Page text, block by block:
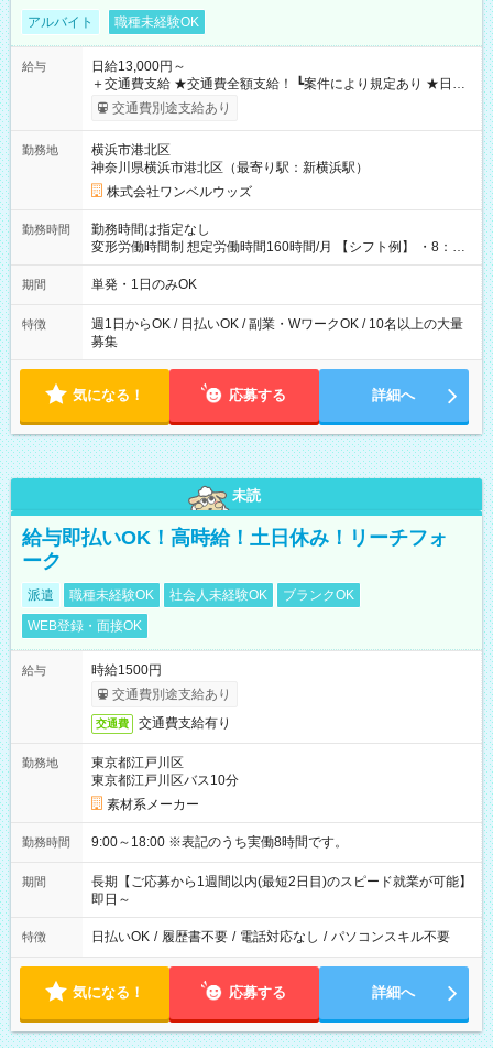
アルバイト 職種未経験OK
給与
日給13,000円～
＋交通費支給 ★交通費全額支給！ ┗案件により規定あり ★日払
いOK！（規定あり） ┗働いたその日に現金GET♪ お仕事後はコ
ンビニATMから 日払い分を引き落とせます！ 【試用期間】試
交通費別途支給あり
勤務地
横浜市港北区
神奈川県横浜市港北区（最寄り駅：新横浜駅）
株式会社ワンベルウッズ
勤務時間
勤務時間は指定なし
変形労働時間制 想定労働時間160時間/月 【シフト例】 ・8：00
～21：00
期間 単発・1日のみOK
特徴
週1日からOK / 日払いOK / 副業・WワークOK / 10名以上の大量
募集
気になる！ 応募する 詳細へ
未読
給与即払いOK！高時給！土日休み！リーチフォ
ーク
派遣 職種未経験OK 社会人未経験OK
ブランクOK
WEB登録・面接OK
給与
時給1500円
交通費別途支給あり
交通費 交通費支給有り
勤務地
東京都江戸川区
東京都江戸川区バス10分
素材系メーカー
勤務時間 9:00～18:00 ※表記のうち実働8時間です。
期間
長期【ご応募から1週間以内(最短2日目)のスピード就業が可能】
即日～
特徴 日払いOK / 履歴書不要 / 電話対応なし / パソコンスキル不要
気になる！ 応募する 詳細へ